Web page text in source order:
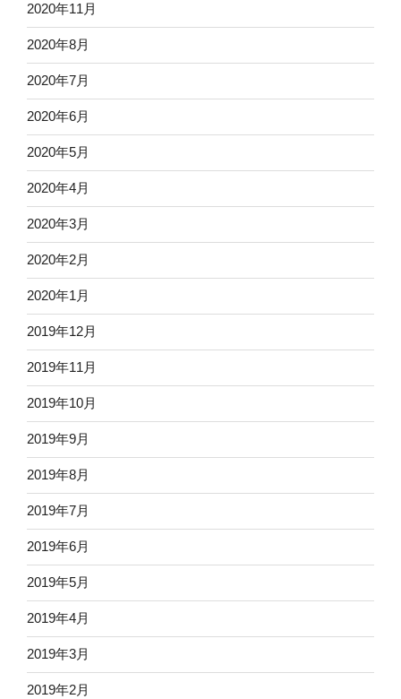
2020年11月
2020年8月
2020年7月
2020年6月
2020年5月
2020年4月
2020年3月
2020年2月
2020年1月
2019年12月
2019年11月
2019年10月
2019年9月
2019年8月
2019年7月
2019年6月
2019年5月
2019年4月
2019年3月
2019年2月